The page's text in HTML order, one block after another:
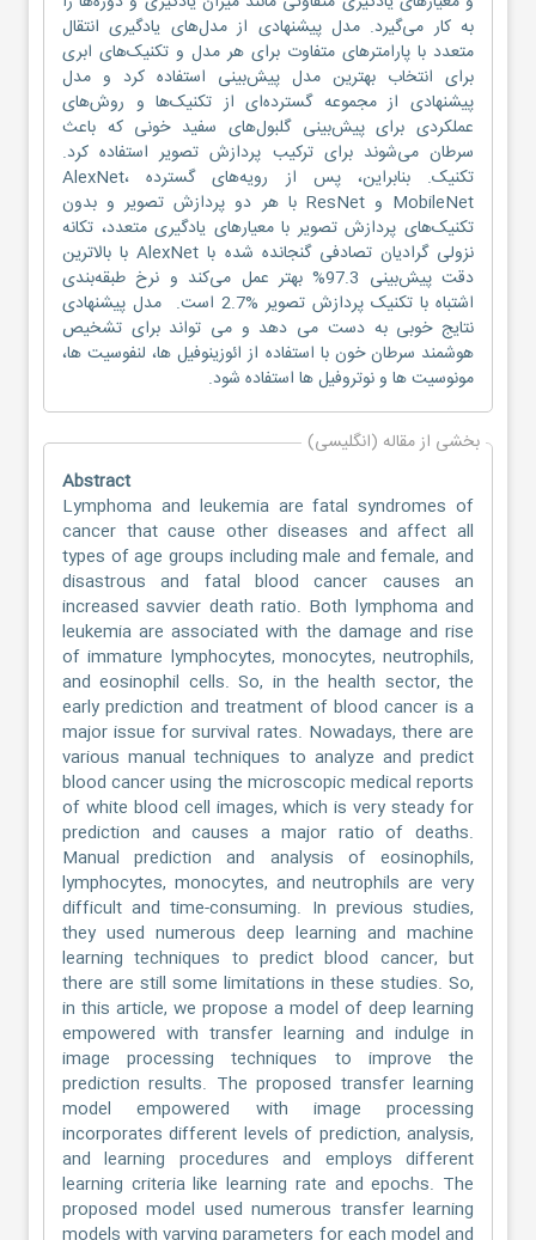
به کار می‌گیرد. مدل پیشنهادی از مدل‌های یادگیری انتقال
متعدد با پارامترهای متفاوت برای هر مدل و تکنیک‌های ابری
برای انتخاب بهترین مدل پیش‌بینی استفاده کرد و مدل
پیشنهادی از مجموعه گسترده‌ای از تکنیک‌ها و روش‌های
عملکردی برای پیش‌بینی گلبول‌های سفید خونی که باعث
سرطان می‌شوند برای ترکیب پردازش تصویر استفاده کرد.
تکنیک. بنابراین، پس از رویه‌های گسترده AlexNet،
MobileNet و ResNet با هر دو پردازش تصویر و بدون
تکنیک‌های پردازش تصویر با معیارهای یادگیری متعدد، تکانه
نزولی گرادیان تصادفی گنجانده شده با AlexNet با بالاترین
دقت پیش‌بینی 97.3% بهتر عمل می‌کند و نرخ طبقه‌بندی
اشتباه با تکنیک پردازش تصویر %2.7 است. مدل پیشنهادی
نتایج خوبی به دست می دهد و می تواند برای تشخیص
هوشمند سرطان خون با استفاده از ائوزینوفیل ها، لنفوسیت ها،
مونوسیت ها و نوتروفیل ها استفاده شود.
بخشی از مقاله (انگلیسی)
Abstract
Lymphoma and leukemia are fatal syndromes of
cancer that cause other diseases and affect all
types of age groups including male and female, and
disastrous and fatal blood cancer causes an
increased savvier death ratio. Both lymphoma and
leukemia are associated with the damage and rise
of immature lymphocytes, monocytes, neutrophils,
and eosinophil cells. So, in the health sector, the
early prediction and treatment of blood cancer is a
major issue for survival rates. Nowadays, there are
various manual techniques to analyze and predict
blood cancer using the microscopic medical reports
of white blood cell images, which is very steady for
prediction and causes a major ratio of deaths.
Manual prediction and analysis of eosinophils,
lymphocytes, monocytes, and neutrophils are very
difficult and time-consuming. In previous studies,
they used numerous deep learning and machine
learning techniques to predict blood cancer, but
there are still some limitations in these studies. So,
in this article, we propose a model of deep learning
empowered with transfer learning and indulge in
image processing techniques to improve the
prediction results. The proposed transfer learning
model empowered with image processing
incorporates different levels of prediction, analysis,
and learning procedures and employs different
learning criteria like learning rate and epochs. The
proposed model used numerous transfer learning